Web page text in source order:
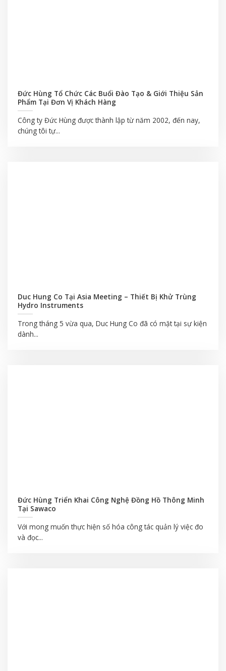
Đức Hùng Tổ Chức Các Buổi Đào Tạo & Giới Thiệu Sản
Phẩm Tại Đơn Vị Khách Hàng
Công ty Đức Hùng được thành lập từ năm 2002, đến nay,
chúng tôi tự...
Duc Hung Co Tại Asia Meeting – Thiết Bị Khử Trùng
Hydro Instruments
Trong tháng 5 vừa qua, Duc Hung Co đã có mặt tại sự kiện
dành...
Đức Hùng Triển Khai Công Nghệ Đồng Hồ Thông Minh
Tại Sawaco
Với mong muốn thực hiện số hóa công tác quản lý việc đo
và đọc...